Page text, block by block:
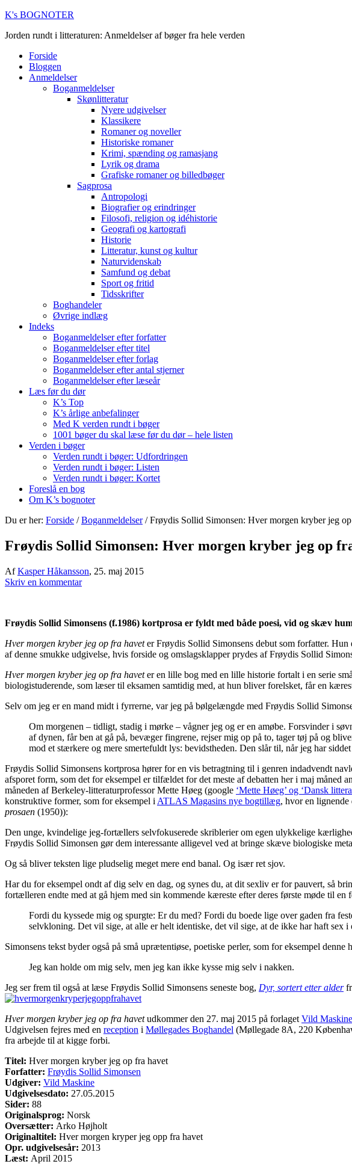
K's BOGNOTER
Jorden rundt i litteraturen: Anmeldelser af bøger fra hele verden
Forside
Bloggen
Anmeldelser
Boganmeldelser
Skønlitteratur
Nyere udgivelser
Klassikere
Romaner og noveller
Historiske romaner
Krimi, spænding og ramasjang
Lyrik og drama
Grafiske romaner og billedbøger
Sagprosa
Antropologi
Biografier og erindringer
Filosofi, religion og idéhistorie
Geografi og kartografi
Historie
Litteratur, kunst og kultur
Naturvidenskab
Samfund og debat
Sport og fritid
Tidsskrifter
Boghandeler
Øvrige indlæg
Indeks
Boganmeldelser efter forfatter
Boganmeldelser efter titel
Boganmeldelser efter forlag
Boganmeldelser efter antal stjerner
Boganmeldelser efter læseår
Læs før du dør
K’s Top
K’s årlige anbefalinger
Med K verden rundt i bøger
1001 bøger du skal læse før du dør – hele listen
Verden i bøger
Verden rundt i bøger: Udfordringen
Verden rundt i bøger: Listen
Verden rundt i bøger: Kortet
Foreslå en bog
Om K’s bognoter
Du er her: Forside / Boganmeldelser /Frøydis Sollid Simonsen: Hver morgen kryber jeg
Frøydis Sollid Simonsen: Hver morgen kryber jeg op
AfKasper Håkansson, 25. maj 2015
Skriv en kommentar
Frøydis Sollid Simonsens (f.1986) kortprosa er fyldt med både poesi, vid og skæv
Hver morgen kryber jeg op fra haveter Frøydis Sollid Simonsens debut som forfatter. Hun
af denne smukke udgivelse, hvis forside og omslagsklapper prydes af Frøydis Sollid
Hver morgen kryber jeg op fra haveter en lille bog med en lille historie fortalt i en serie
biologistuderende, som læser til eksamen samtidig med, at hun bliver forelsket, får en
Selv om jeg er en mand midt i fyrrerne, var jeg på bølgelængde med Frøydis Sollid
Om morgenen – tidligt, stadig i mørke – vågner jeg og er en amøbe. Forsvinder i
af dynen, får ben at gå på, bevæger fingrene, rejser mig op på to, tager tøj på og
mod et stærkere og mere smertefuldt lys: bevidstheden. Den slår til, når jeg har
Frøydis Sollid Simonsens kortprosa hører for en vis betragtning til i genren indadvendt
afsporet form, som det for eksempel er tilfældet for det meste af debatten her i maj
måneden af Berkeley-litteraturprofessor Mette Høeg (google ‘Mette Høeg’ og ‘Dansk
konstruktive former, som for eksempel i ATLAS Magasins nye bogtillæg, hvor en lignende
prosaen (1950)):
Den unge, kvindelige jeg-fortællers selvfokuserede skriblerier om egen ulykkelige
Frøydis Sollid Simonsen gør dem interessante alligevel ved at bringe skæve biologiske
Og så bliver teksten lige pludselig meget mere end banal. Og især ret sjov.
Har du for eksempel ondt af dig selv en dag, og synes du, at dit sexliv er for pauvert, så
fortælleren endte med at gå hjem med sin kommende kæreste efter deres første møde til en
Fordi du kyssede mig og spurgte: Er du med? Fordi du boede lige over gaden fra
selvkloning. Det vil sige, at alle er helt identiske, det vil sige, at de ikke har haft sex
Simonsens tekst byder også på små uprætentiøse, poetiske perler, som for eksempel
Jeg kan holde om mig selv, men jeg kan ikke kysse mig selv i nakken.
Jeg ser frem til også at læse Frøydis Sollid Simonsens seneste bog, Dyr, sortert etter alder
Hver morgen kryber jeg op fra havetudkommer den 27. maj 2015 på forlaget Vild Maskine
Udgivelsen fejres med en reception i Møllegades Boghandel (Møllegade 8A, 220
fra arbejde til at kigge forbi.
Titel: Hver morgen kryber jeg op fra havet
Forfatter: Frøydis Sollid Simonsen
Udgiver: Vild Maskine
Udgivelsesdato: 27.05.2015
Sider: 88
Originalsprog: Norsk
Oversætter: Arko Højholt
Originaltitel: Hver morgen kryper jeg opp fra havet
Opr. udgivelsesår: 2013
Læst: April 2015